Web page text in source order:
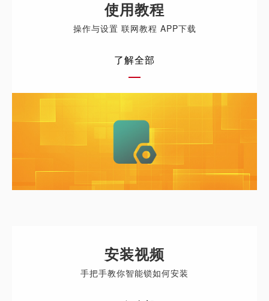
使用教程
操作与设置 联网教程 APP下载
了解全部
安装视频
手把手教你智能锁如何安装